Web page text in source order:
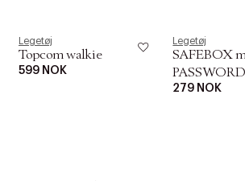
o Legetøj
Topcom walkie
599 NOK
Legetøj
SAFEBOX
PASSWORD
279 NOK